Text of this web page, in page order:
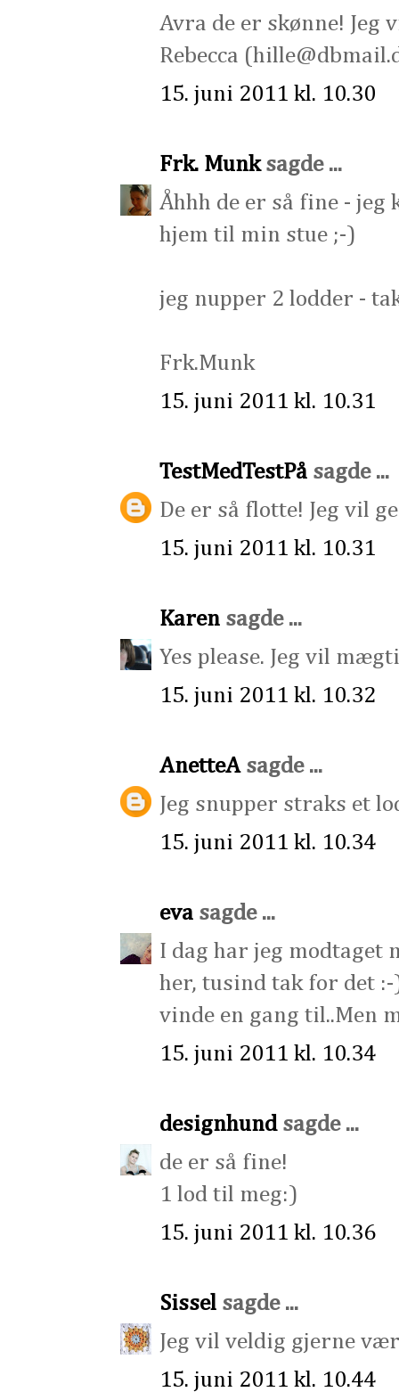
Avra de er skønne! Jeg
Rebecca
15. juni 2011 kl. 10.30
Frk. Munksagde ...
Åhhh de er så fine -
hjem til min stue ;-)
jeg nupper 2 lodder -
Frk.Munk
15. juni 2011 kl. 10.31
TestMedTestPå sagde ...
De er så flotte! Jeg vil
15. juni 2011 kl. 10.31
Karen sagde ...
Yes please. Jeg vil
15. juni 2011 kl. 10.32
AnetteAsagde ...
Jeg snupper straks et
15. juni 2011 kl. 10.34
eva sagde ...
I dag har jeg modtaget
her, tusind tak for det
vinde en gang til..Men
15. juni 2011 kl. 10.34
designhundsagde ...
de er så fine!
1 lod til meg:)
15. juni 2011 kl. 10.36
Sissel sagde ...
Jeg vil veldig gjerne
15. juni 2011 kl. 10.44